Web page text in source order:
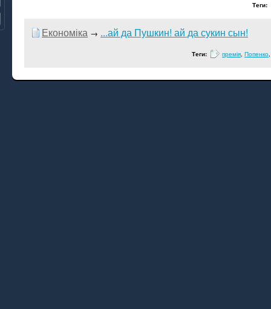
Теги:
Економіка → ...ай да Пушкин! ай да сукин сын!
Теги: премія, Попенко